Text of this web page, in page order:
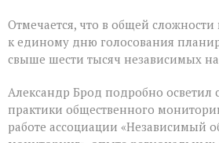
Отмечается, что в общей сложности
к единому дню голосования
свыше шести тысяч независимых
Александр Брод подробно осветил
практики общественного
работе ассоциации «Независимый